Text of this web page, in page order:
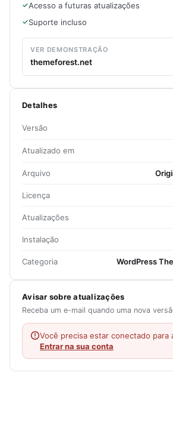
Acesso a futuras atualizações
Suporte incluso
VER DEMONSTRAÇÃO
themeforest.net
Detalhes
Versão
Atualizado em
Arquivo
Licença
Atualizações
Instalação
Categoria WordPress
Avisar sobre atualizações
Receba um e-mail quando uma nova
Você precisa estar conectado para
Entrar na sua conta